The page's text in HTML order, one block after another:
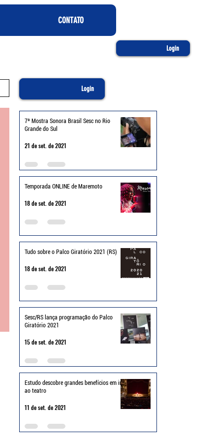
CONTATO
Login
Login
7ª Mostra Sonora Brasil Sesc no Rio
Grande do Sul
21 de set. de 2021
Temporada ONLINE de Maremoto
18 de set. de 2021
Tudo sobre o Palco Giratório 2021 (RS)
18 de set. de 2021
Sesc/RS lança programação do Palco
Giratório 2021
15 de set. de 2021
Estudo descobre grandes benefícios em ir
ao teatro
11 de set. de 2021